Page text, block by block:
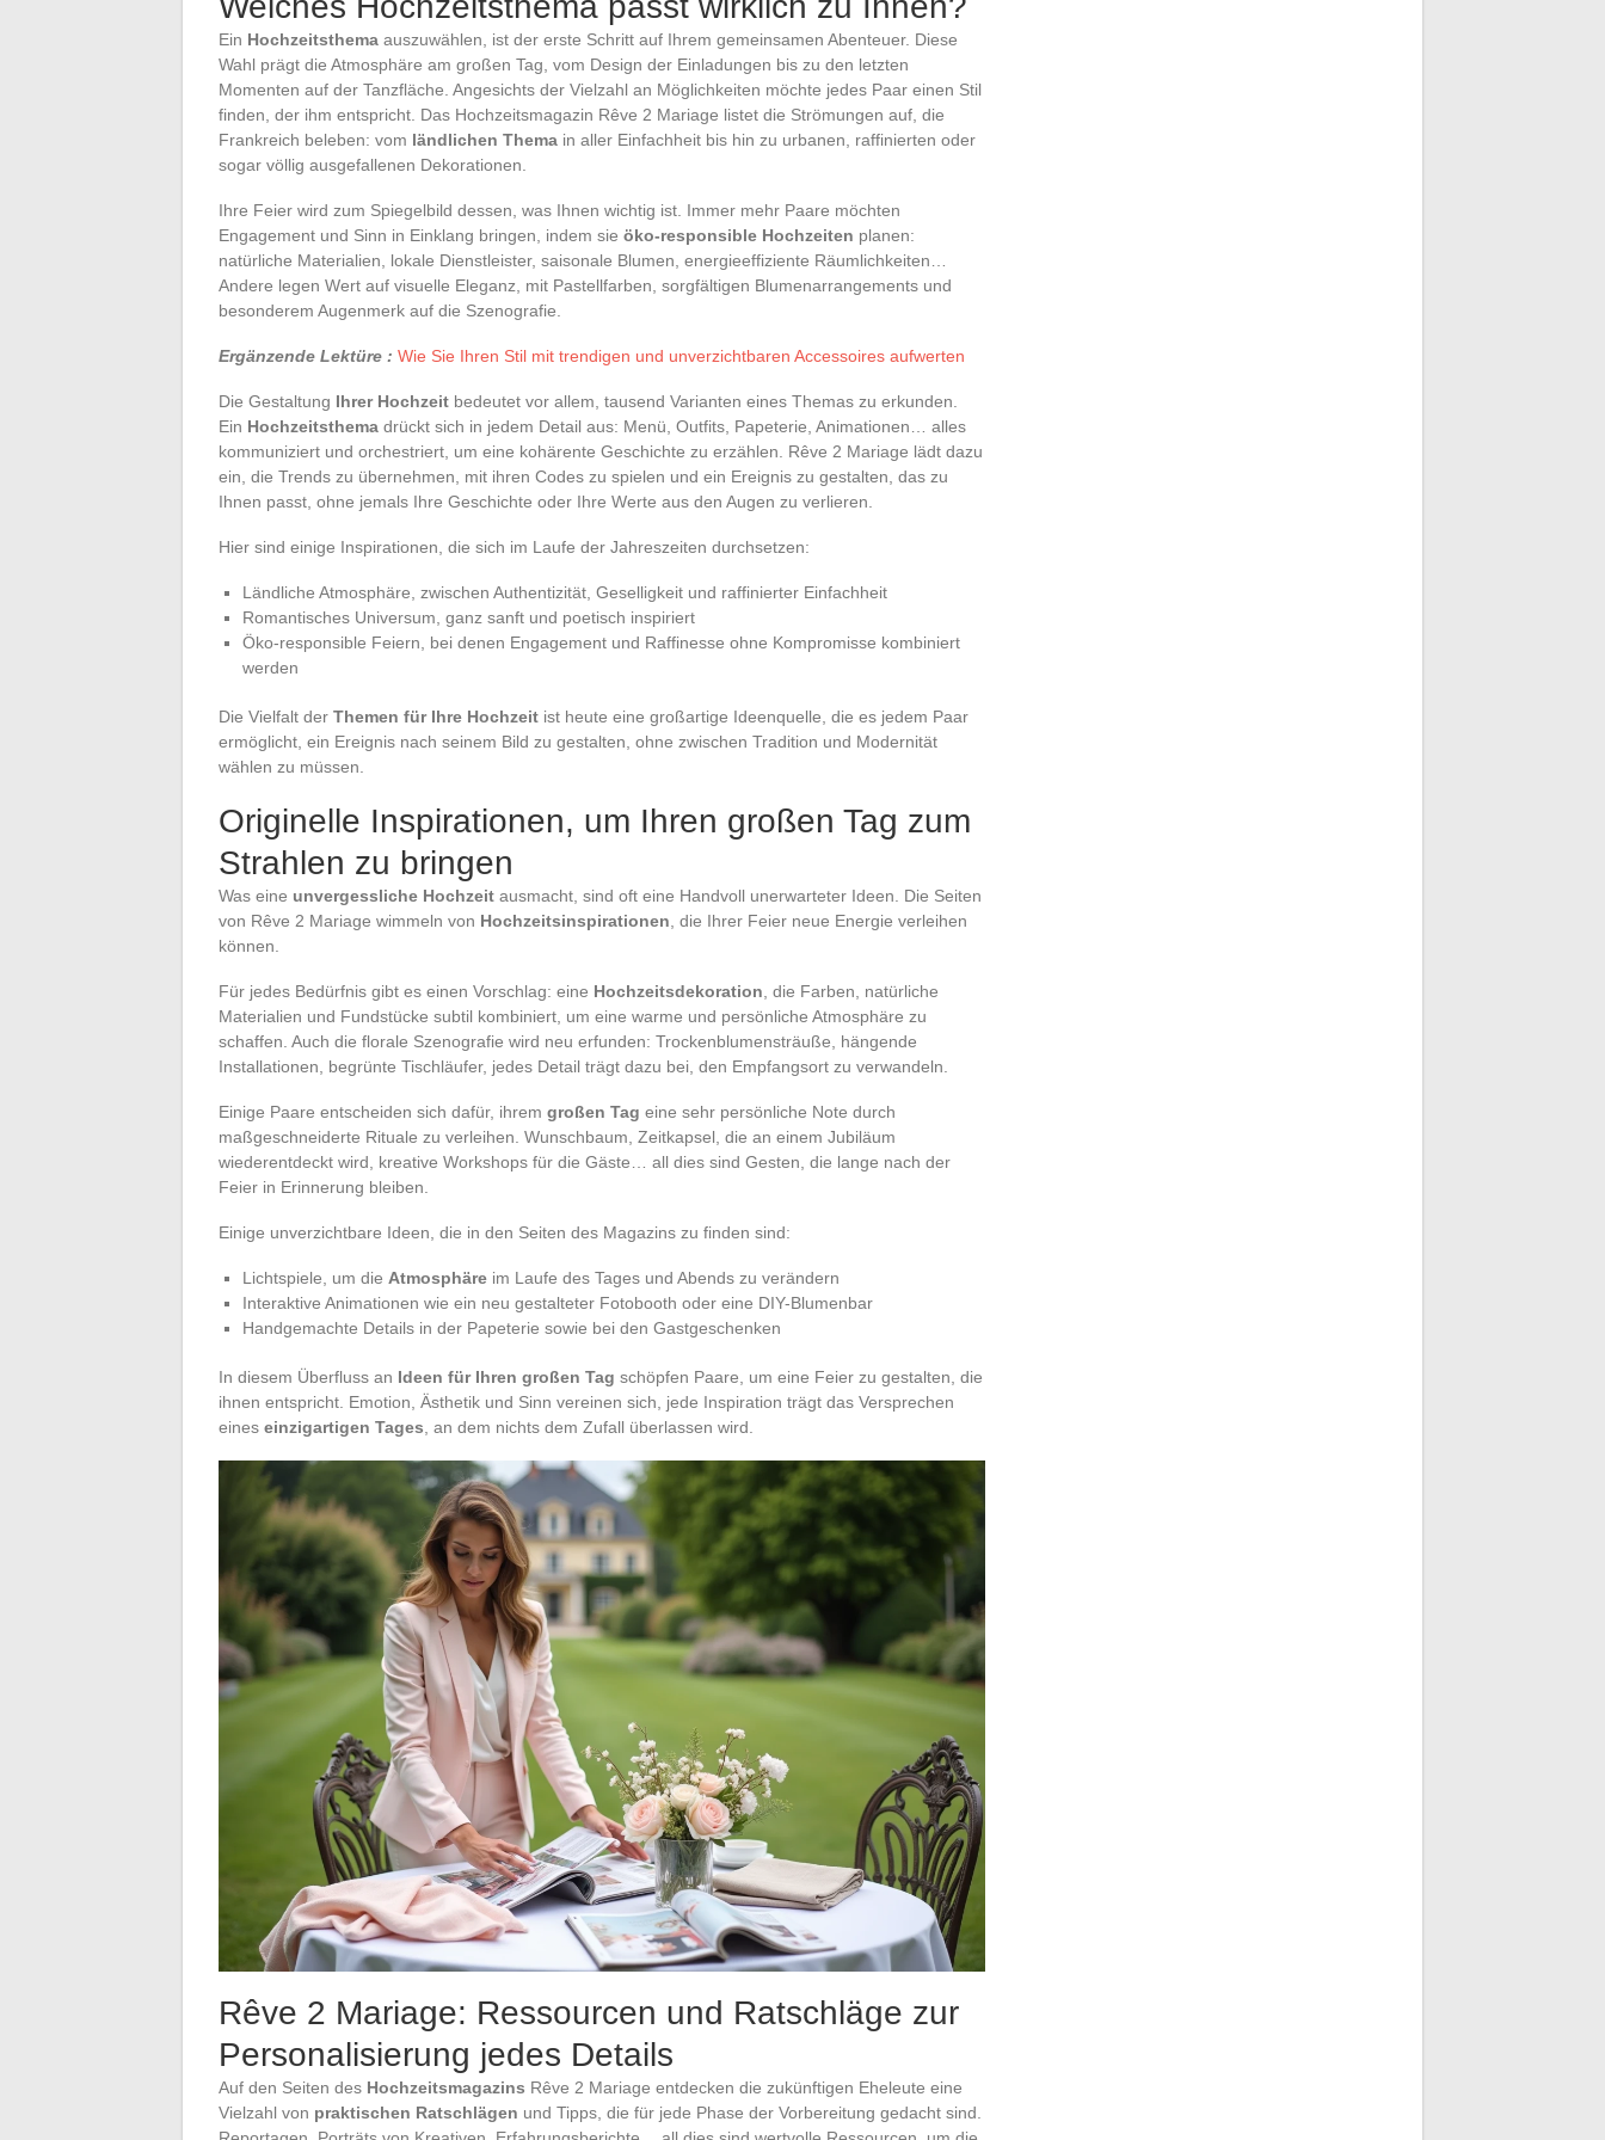
Ein Hochzeitsthema auszuwählen, ist der erste Schritt auf Ihrem gemeinsamen Abenteuer. Diese
Wahl prägt die Atmosphäre am großen Tag, vom Design der Einladungen bis zu den letzten
Momenten auf der Tanzfläche. Angesichts der Vielzahl an Möglichkeiten möchte jedes Paar einen Stil
finden, der ihm entspricht. Das Hochzeitsmagazin Rêve 2 Mariage listet die Strömungen auf, die
Frankreich beleben: vom ländlichen Thema in aller Einfachheit bis hin zu urbanen, raffinierten oder
sogar völlig ausgefallenen Dekorationen.
Ihre Feier wird zum Spiegelbild dessen, was Ihnen wichtig ist. Immer mehr Paare möchten
Engagement und Sinn in Einklang bringen, indem sie öko-responsible Hochzeiten planen:
natürliche Materialien, lokale Dienstleister, saisonale Blumen, energieeffiziente Räumlichkeiten…
Andere legen Wert auf visuelle Eleganz, mit Pastellfarben, sorgfältigen Blumenarrangements und
besonderem Augenmerk auf die Szenografie.
Ergänzende Lektüre : Wie Sie Ihren Stil mit trendigen und unverzichtbaren Accessoires aufwerten
Die Gestaltung Ihrer Hochzeit bedeutet vor allem, tausend Varianten eines Themas zu erkunden.
Ein Hochzeitsthema drückt sich in jedem Detail aus: Menü, Outfits, Papeterie, Animationen… alles
kommuniziert und orchestriert, um eine kohärente Geschichte zu erzählen. Rêve 2 Mariage lädt dazu
ein, die Trends zu übernehmen, mit ihren Codes zu spielen und ein Ereignis zu gestalten, das zu
Ihnen passt, ohne jemals Ihre Geschichte oder Ihre Werte aus den Augen zu verlieren.
Hier sind einige Inspirationen, die sich im Laufe der Jahreszeiten durchsetzen:
Ländliche Atmosphäre, zwischen Authentizität, Geselligkeit und raffinierter Einfachheit
Romantisches Universum, ganz sanft und poetisch inspiriert
Öko-responsible Feiern, bei denen Engagement und Raffinesse ohne Kompromisse kombiniert
werden
Die Vielfalt der Themen für Ihre Hochzeit ist heute eine großartige Ideenquelle, die es jedem Paar
ermöglicht, ein Ereignis nach seinem Bild zu gestalten, ohne zwischen Tradition und Modernität
wählen zu müssen.
Originelle Inspirationen, um Ihren großen Tag zum
Strahlen zu bringen
Was eine unvergessliche Hochzeit ausmacht, sind oft eine Handvoll unerwarteter Ideen. Die Seiten
von Rêve 2 Mariage wimmeln von Hochzeitsinspirationen , die Ihrer Feier neue Energie verleihen
können.
Für jedes Bedürfnis gibt es einen Vorschlag: eine Hochzeitsdekoration , die Farben, natürliche
Materialien und Fundstücke subtil kombiniert, um eine warme und persönliche Atmosphäre zu
schaffen. Auch die florale Szenografie wird neu erfunden: Trockenblumensträuße, hängende
Installationen, begrünte Tischläufer, jedes Detail trägt dazu bei, den Empfangsort zu verwandeln.
Einige Paare entscheiden sich dafür, ihrem großen Tag eine sehr persönliche Note durch
maßgeschneiderte Rituale zu verleihen. Wunschbaum, Zeitkapsel, die an einem Jubiläum
wiederentdeckt wird, kreative Workshops für die Gäste… all dies sind Gesten, die lange nach der
Feier in Erinnerung bleiben.
Einige unverzichtbare Ideen, die in den Seiten des Magazins zu finden sind:
Lichtspiele, um die Atmosphäre im Laufe des Tages und Abends zu verändern
Interaktive Animationen wie ein neu gestalteter Fotobooth oder eine DIY-Blumenbar
Handgemachte Details in der Papeterie sowie bei den Gastgeschenken
In diesem Überfluss an Ideen für Ihren großen Tag schöpfen Paare, um eine Feier zu gestalten, die
ihnen entspricht. Emotion, Ästhetik und Sinn vereinen sich, jede Inspiration trägt das Versprechen
eines einzigartigen Tages , an dem nichts dem Zufall überlassen wird.
Rêve 2 Mariage: Ressourcen und Ratschläge zur
Personalisierung jedes Details
Auf den Seiten des Hochzeitsmagazins Rêve 2 Mariage entdecken die zukünftigen Eheleute eine
Vielzahl von praktischen Ratschlägen und Tipps, die für jede Phase der Vorbereitung gedacht sind.